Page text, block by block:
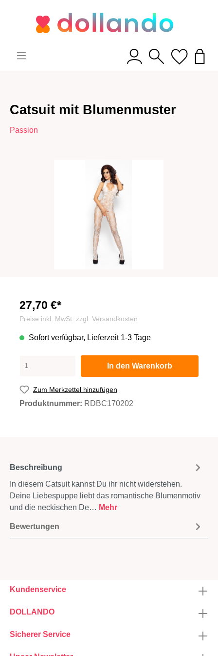
Catsuit mit Blumenmuster
Passion
27,70 €*
Preise inkl. MwSt. zzgl. Versandkosten
Sofort verfügbar, Lieferzeit 1-3 Tage
In den Warenkorb
Zum Merkzettel hinzufügen
Produktnummer: RDBC170202
Beschreibung
In diesem Catsuit kannst Du ihr nicht widerstehen.
Deine Liebespuppe liebt das romantische Blumenmotiv
und die neckischen De… Mehr
Bewertungen
Kundenservice
DOLLANDO
Sicherer Service